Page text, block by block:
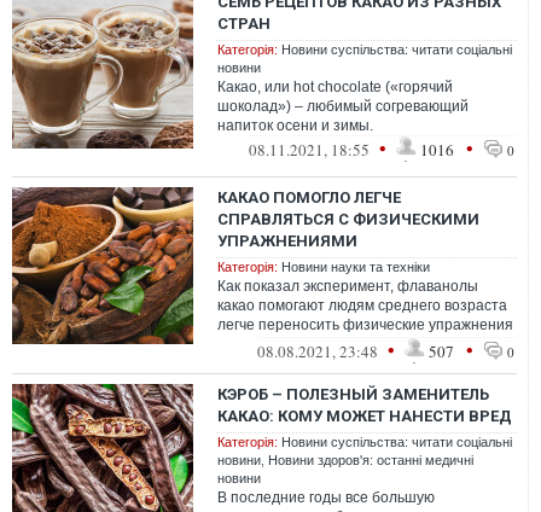
СТРАН
Категорія: Новини суспільства: читати соціальні
новини
Какао, или hot chocolate («горячий
шоколад») – любимый согревающий
напиток осени и зимы.
08.11.2021, 18:55 • 1016 • 0
КАКАО ПОМОГЛО ЛЕГЧЕ
СПРАВЛЯТЬСЯ С ФИЗИЧЕСКИМИ
УПРАЖНЕНИЯМИ
Категорія: Новини науки та техніки
Как показал эксперимент, флаванолы
какао помогают людям среднего возраста
легче переносить физические упражнения
средней интенсивности и повысить их у...
08.08.2021, 23:48 • 507 • 0
КЭРОБ – ПОЛЕЗНЫЙ ЗАМЕНИТЕЛЬ
КАКАО: КОМУ МОЖЕТ НАНЕСТИ ВРЕД
Категорія: Новини суспільства: читати соціальні
новини Новини здоров'я: останні медичні
новини
В последние годы все большую